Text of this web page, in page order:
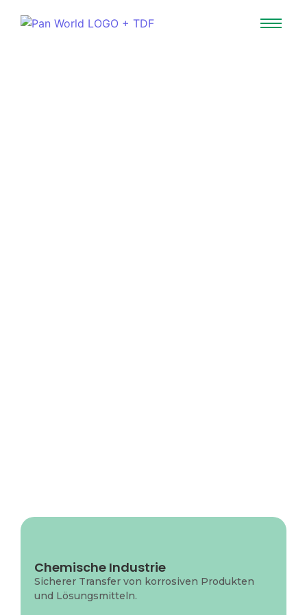
Chemische Industrie
Sicherer Transfer von korrosiven Produkten
und Lösungsmitteln.
Leckagefreie Magnetpumpen für
anspruchsvolle chemische Prozesse.